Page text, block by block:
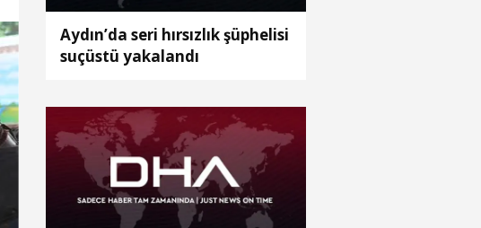
Aydın’da seri hırsızlık şüphelisi
suçüstü yakalandı